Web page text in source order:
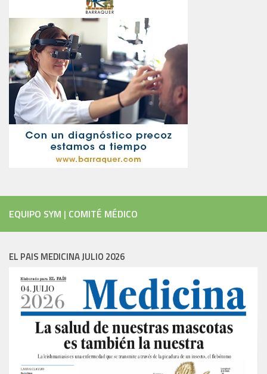
EQUIPO SYM | COMITÉ MÉDICO
EL PAIS MEDICINA JULIO 2026